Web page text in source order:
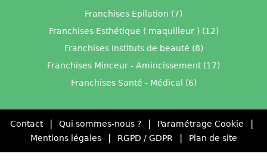
Franchises Epilation (7)
Franchises Esthétique ( maquilleur ) (12)
Franchises Instituts de beauté (8)
Franchises Minceur - Amincissement (17)
Franchises Santé - Médical (6)
Contact Qui sommes-nous ? Paramétrage Cookie
Mentions légales RGPD / GDPR Plan de site